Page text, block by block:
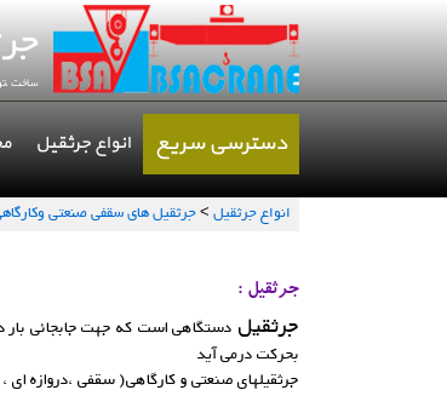
دسترسی سریع انواع جرثقیل
انواع جرثقیل > جرثقیل های سقفی صنعتی
جرثقیل :
جرثقیل دستگاهی است كه جهت جابجائی بار در
بحركت درمی ‏آید
جرثقیلهای صنعتی و كارگاهی( سقفی ،دروازه